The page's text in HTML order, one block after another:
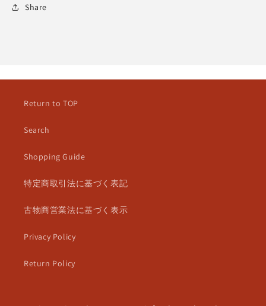
Share
Return to TOP
Search
Shopping Guide
特定商取引法に基づく表記
古物商営業法に基づく表示
Privacy Policy
Return Policy